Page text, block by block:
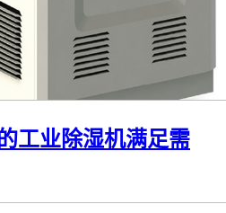
工业除湿机满足需